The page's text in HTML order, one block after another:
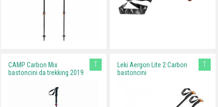
CAMP Carbon Mix
bastoncini da trekking 2019
T
Leki Aergon Lite 2 Carbon
bastoncini
T